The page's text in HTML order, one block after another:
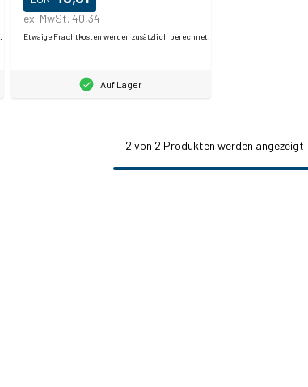
ex. MwSt. 40,34
Etwaige Frachtkosten werden zusätzlich berechnet.
Auf Lager
2 von 2 Produkten werden angezeigt